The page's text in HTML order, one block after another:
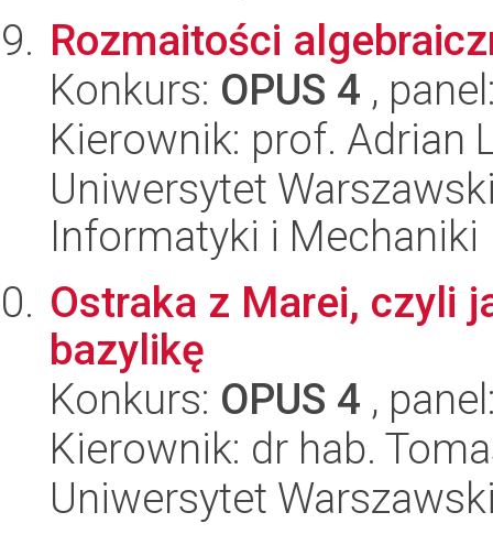
Rozmaitości
Konkurs: OPUS 4 ,
Kierownik: prof. Adrian
Uniwersytet
Informatyki i Mechaniki
Ostraka z Marei, czyli
bazylikę
Konkurs: OPUS 4 ,
Kierownik: dr hab.
Uniwersytet